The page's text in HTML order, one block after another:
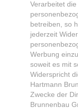
Verarbeitet
betreiben, so
jederzeit
Werbung
soweit es mit
Widerspricht
Hartmann
Zwecke der
Brunnenbau